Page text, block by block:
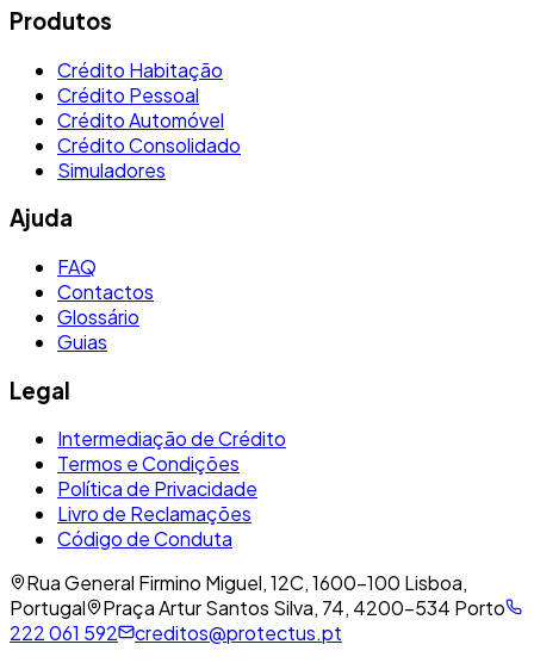
Produtos
Crédito Habitação
Crédito Pessoal
Crédito Automóvel
Crédito Consolidado
Simuladores
Ajuda
FAQ
Contactos
Glossário
Guias
Legal
Intermediação de Crédito
Termos e Condições
Política de Privacidade
Livro de Reclamações
Código de Conduta
Rua General Firmino Miguel, 12C, 1600-100 Lisboa,
Portugal
Praça Artur Santos Silva, 74, 4200-534 Porto
222 061 592
creditos@protectus.pt